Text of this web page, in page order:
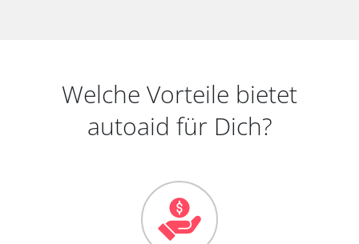
Welche Vorteile bietet
autoaid für Dich?